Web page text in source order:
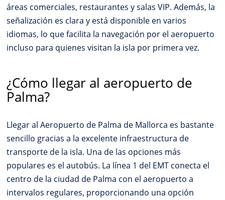
áreas comerciales, restaurantes y salas VIP. Además, la
señalización es clara y está disponible en varios
idiomas, lo que facilita la navegación por el aeropuerto
incluso para quienes visitan la isla por primera vez.
¿Cómo llegar al aeropuerto de
Palma?
Llegar al Aeropuerto de Palma de Mallorca es bastante
sencillo gracias a la excelente infraestructura de
transporte de la isla. Una de las opciones más
populares es el autobús. La línea 1 del EMT conecta el
centro de la ciudad de Palma con el aeropuerto a
intervalos regulares, proporcionando una opción